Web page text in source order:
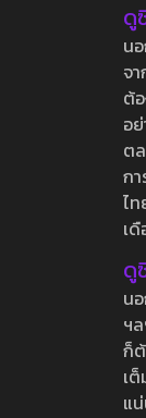
ดู
น
จ
ต้
อ
ต
ก
ไ
เ
ดู
น
ฯ
ก็
เ
แ